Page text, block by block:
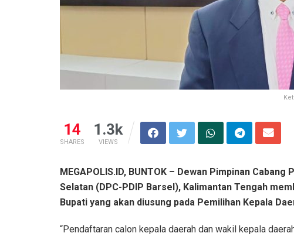
14
SHARES
1.3k
VIEWS
MEGAPOLIS.ID, BUNTOK – Dewan Pimpinan
Selatan (DPC-PDIP Barsel), Kalimantan Tengah
Bupati yang akan diusung pada Pemilihan Kepala
“Pendaftaran calon kepala daerah dan wakil kepala